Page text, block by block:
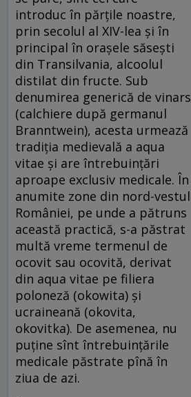
introduc în părțile noastre,
prin secolul al XIV-lea și în
principal în orașele săsești
din Transilvania, alcoolul
distilat din fructe. Sub
denumirea generică de vinars
(calchiere după germanul
Branntwein), acesta urmează
tradiția medievală a aqua
vitae și are întrebuințări
aproape exclusiv medicale. În
anumite zone din nord-vestul
României, pe unde a pătruns
această practică, s-a păstrat
multă vreme termenul de
ocovit sau ocovită, derivat
din aqua vitae pe filiera
poloneză (okowita) și
ucraineană (okovita,
okovitka). De asemenea, nu
puține sînt întrebuințările
medicale păstrate pînă în
ziua de azi.